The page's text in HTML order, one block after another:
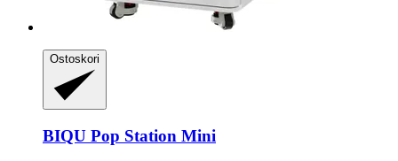
Ostoskori
BIQU Pop Station Mini